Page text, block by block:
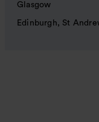
Glasgow
Edinburgh, St